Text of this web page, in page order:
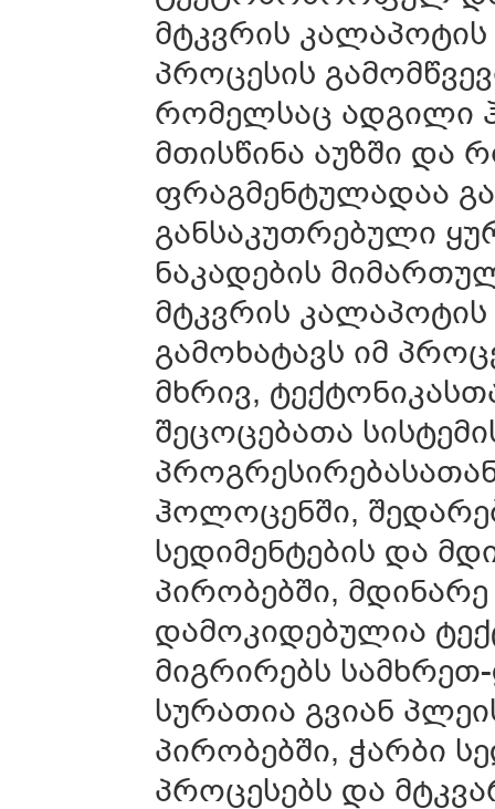
მტკვრის
პროცესის
რომელსაც ადგილი
მთისწინა აუზში
ფრაგმენტულადაა
განსაკუთრებული
ნაკადების
მტკვრის კალაპოტის
გამოხატავს იმ
მხრივ,
შეცოცებათა
ჰოლოცენში,
სედიმენტების და
პირობებში,
დამოკიდებულია
მიგრირებს
სურათია გვიან
პირობებში, ჭარბი
პროცესებს და